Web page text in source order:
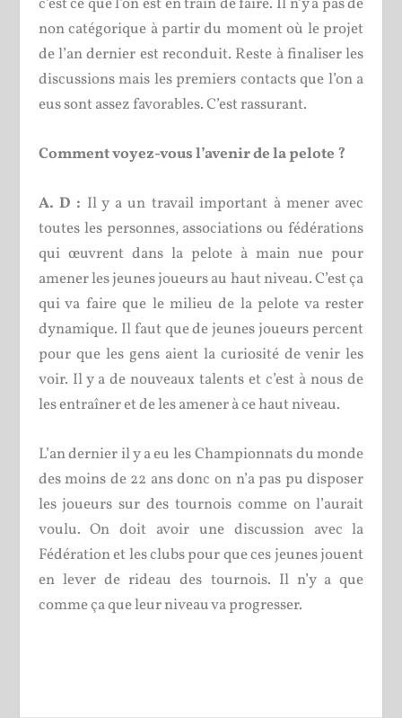
non catégorique à partir du moment où le projet
de l’an dernier est reconduit. Reste à finaliser les
discussions mais les premiers contacts que l’on a
eus sont assez favorables. C’est rassurant.
Comment voyez-vous l’avenir de la pelote ?
A. D : Il y a un travail important à mener avec
toutes les personnes, associations ou fédérations
qui œuvrent dans la pelote à main nue pour
amener les jeunes joueurs au haut niveau. C’est ça
qui va faire que le milieu de la pelote va rester
dynamique. Il faut que de jeunes joueurs percent
pour que les gens aient la curiosité de venir les
voir. Il y a de nouveaux talents et c’est à nous de
les entraîner et de les amener à ce haut niveau.
L’an dernier il y a eu les Championnats du monde
des moins de 22 ans donc on n’a pas pu disposer
les joueurs sur des tournois comme on l’aurait
voulu. On doit avoir une discussion avec la
Fédération et les clubs pour que ces jeunes jouent
en lever de rideau des tournois. Il n’y a que
comme ça que leur niveau va progresser.